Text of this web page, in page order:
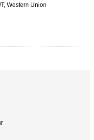
T, Western Union